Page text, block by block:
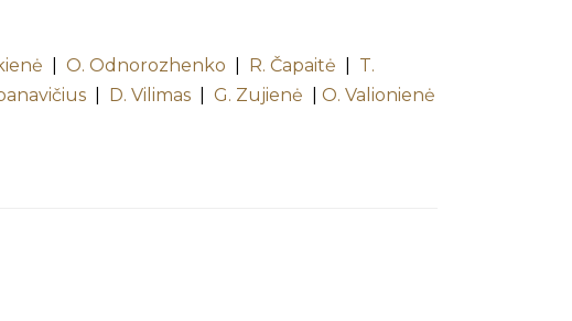
O. Odnorozhenko R. Čapaitė
T.
D. Vilimas G. Zujienė
O. Valionienė